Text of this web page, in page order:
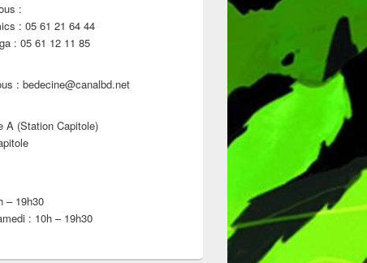
:
: 05 61 21 64 44
: 05 61 12 11 85
: bedecine@canalbd.net
A (Station Capitole)
– 19h30
: 10h – 19h30